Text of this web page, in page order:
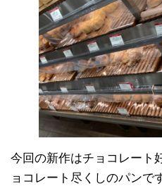
今回の新作はチョコレート
ョコレート尽くしのパンで